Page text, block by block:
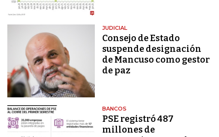
JUDICIAL
Consejo de Estado
suspende designación
de Mancuso como gestor
de paz
BANCOS
PSE registró 487
millones de